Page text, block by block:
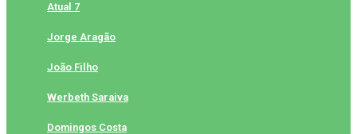
Atual 7
Jorge Aragão
João Filho
Werbeth Saraiva
Domingos Costa